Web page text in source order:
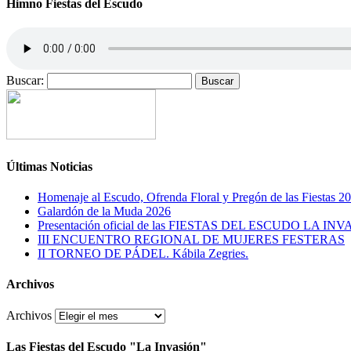
Himno Fiestas del Escudo
Buscar:
Últimas Noticias
Homenaje al Escudo, Ofrenda Floral y Pregón de las Fiestas
Galardón de la Muda 2026
Presentación oficial de las FIESTAS DEL ESCUDO LA
III ENCUENTRO REGIONAL DE MUJERES FESTERAS
II TORNEO DE PÁDEL. Kábila Zegries.
Archivos
Archivos
Las Fiestas del Escudo "La Invasión"